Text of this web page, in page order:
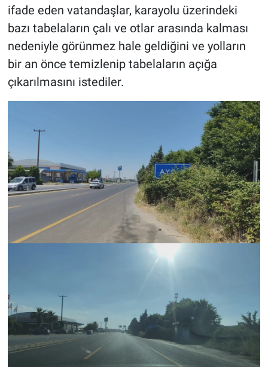
ifade eden vatandaşlar, karayolu üzerindeki
bazı tabelaların çalı ve otlar arasında kalması
nedeniyle görünmez hale geldiğini ve yolların
bir an önce temizlenip tabelaların açığa
çıkarılmasını istediler.